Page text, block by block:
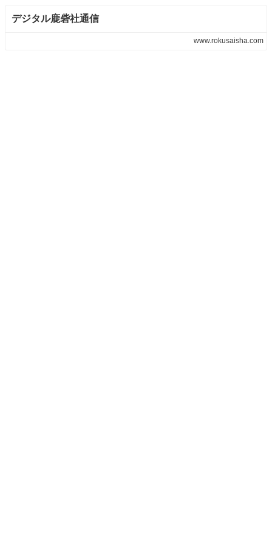
デジタル鹿砦社通信
www.rokusaisha.com